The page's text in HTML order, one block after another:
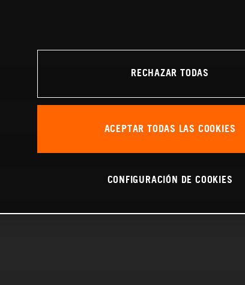
RECHAZAR TODAS
ACEPTAR TODAS LAS COOKIES
CONFIGURACIÓN DE COOKIES